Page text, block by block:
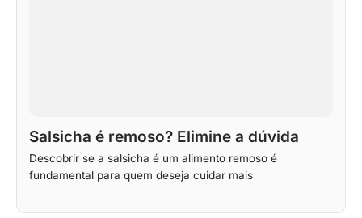
Salsicha é remoso? Elimine a dúvida
Descobrir se a salsicha é um alimento remoso é
fundamental para quem deseja cuidar mais